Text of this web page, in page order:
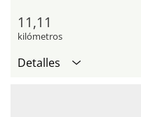
11,11
kilómetros
Detalles